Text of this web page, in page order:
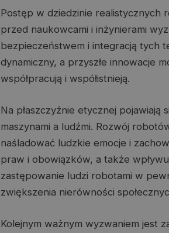
Postęp w dziedzinie realistycznych
przed naukowcami i inżynierami
bezpieczeństwem i integracją tych
dynamiczny, a przyszłe innowacje
współpracują i współistnieją.
Na płaszczyźnie etycznej
maszynami a ludźmi. Rozwój
naśladować ludzkie emocje i
praw i obowiązków, a także
zastępowanie ludzi robotami w
zwiększenia nierówności
Kolejnym ważnym wyzwaniem jest